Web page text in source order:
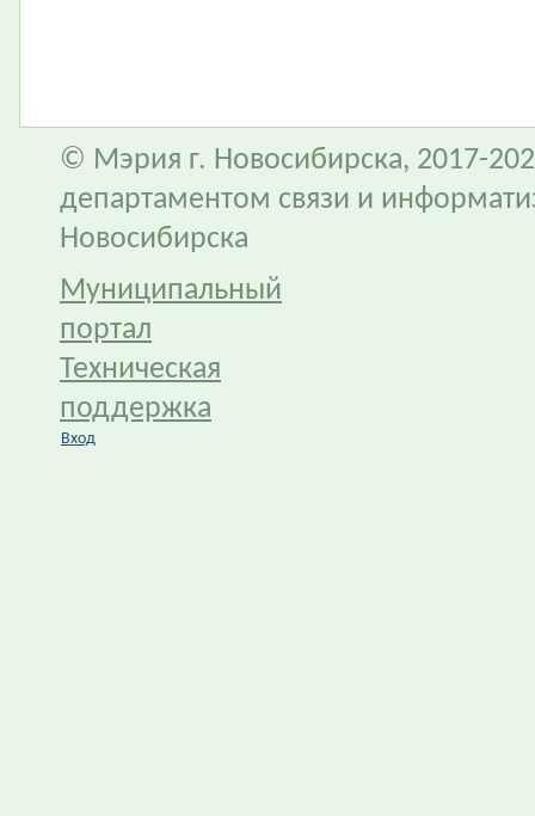
© Мэрия г. Новосибирска, 2017-
департаментом связи и
Новосибирска
Муниципальный
портал
Техническая
поддержка
Вход